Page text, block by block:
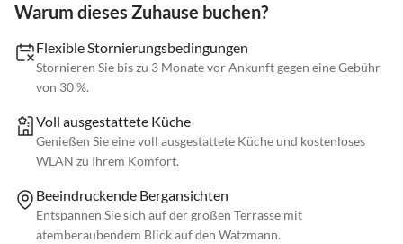
Warum dieses Zuhause buchen?
Flexible Stornierungsbedingungen
Stornieren Sie bis zu 3 Monate vor Ankunft gegen eine Gebühr
von 30 %.
Voll ausgestattete Küche
Genießen Sie eine voll ausgestattete Küche und kostenloses
WLAN zu Ihrem Komfort.
Beeindruckende Bergansichten
Entspannen Sie sich auf der großen Terrasse mit
atemberaubendem Blick auf den Watzmann.